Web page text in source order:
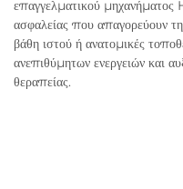
επαγγελματικού μηχανήματος
ασφαλείας που απαγορεύουν
βάθη ιστού ή ανατομικές
ανεπιθύμητων ενεργειών και
θεραπείας.